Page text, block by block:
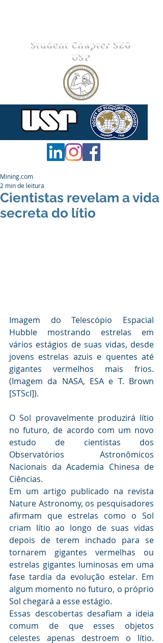
Student Chapter SEG
USP
Cientistas revelam a vida
secreta do lítio
Mining.com
2 min de leitura
Imagem do Telescópio Espacial
Hubble mostrando estrelas em
vários estágios de suas vidas, desde
jovens estrelas azuis e quentes até
gigantes vermelhos mais frios.
(Imagem da NASA, ESA e T. Brown
[STScI]).
O Sol provavelmente produzirá lítio
no futuro, de acordo com um novo
estudo de cientistas dos
Observatórios Astronômicos
Nacionais da Academia Chinesa de
Ciências.
Em um artigo publicado na revista
Nature Astronomy, os pesquisadores
afirmam que estrelas como o Sol
criam lítio ao longo de suas vidas
depois de terem inchado para se
tornarem gigantes vermelhas ou
estrelas gigantes luminosas em uma
fase tardia da evolução estelar. Em
algum momento no futuro, o próprio
Sol chegará a esse estágio.
Essas descobertas desafiam a ideia
comum de que esses objetos
celestes apenas destroem o lítio.